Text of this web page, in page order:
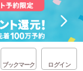
ブックマーク ログイン